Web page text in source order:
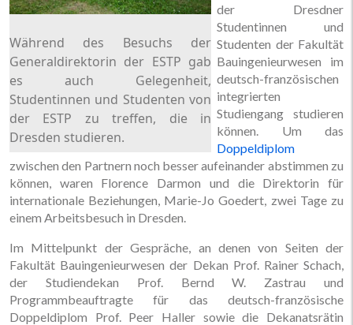
Während des Besuchs der
Generaldirektorin der ESTP gab
es auch Gelegenheit,
Studentinnen und Studenten von
der ESTP zu treffen, die in
Dresden studieren.
der Dresdner
Studentinnen und
Studenten der Fakultät
Bauingenieurwesen im
deutsch-französischen
integrierten
Studiengang studieren
können. Um das
Doppeldiplom
zwischen den Partnern noch besser aufeinander abstimmen zu
können, waren Florence Darmon und die Direktorin für
internationale Beziehungen, Marie-Jo Goedert, zwei Tage zu
einem Arbeitsbesuch in Dresden.
Im Mittelpunkt der Gespräche, an denen von Seiten der
Fakultät Bauingenieurwesen der Dekan Prof. Rainer Schach,
der Studiendekan Prof. Bernd W. Zastrau und
Programmbeauftragte für das deutsch-französische
Doppeldiplom Prof. Peer Haller sowie die Dekanatsrätin